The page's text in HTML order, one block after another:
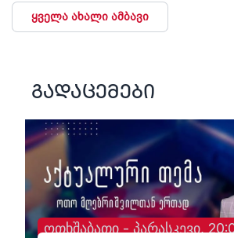
ყველა ახალი ამბავი
გადაცემები
ოთხშაბათი - პარასკევი,